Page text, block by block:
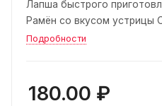
Лапша быстрого
Рамён со вкусом устрицы
Подробности
180.00 ₽